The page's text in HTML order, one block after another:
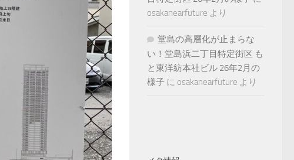
osakanearfuture より
堂島の高層化が止まらな
い！堂島浜二丁目特定街区 も
と東洋紡本社ビル 26年2月の
様子 に osakanearfuture より